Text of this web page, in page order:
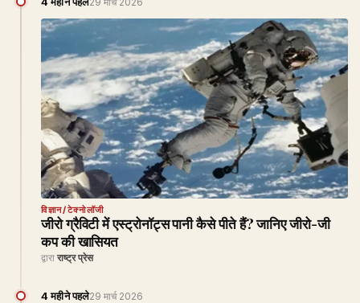
विज्ञान/टेक्नोलॉजी
जीरो ग्रैविटी में एस्ट्रोनॉट्स पानी कैसे पीते हैं? जानिए जीरो-जी
कप की खासियत
द्वारा राष्ट्र प्रेस
4 महीने पहले29 मार्च 2026